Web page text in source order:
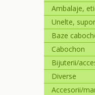
Ambalaje,
Unelte,
Baze
Cabochon
Bijuterii/
Diverse
Accesorii/